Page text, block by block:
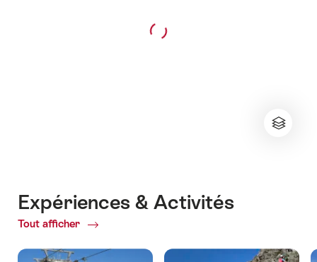
Expériences & Activités
Tout afficher
ofExpériences
Activités